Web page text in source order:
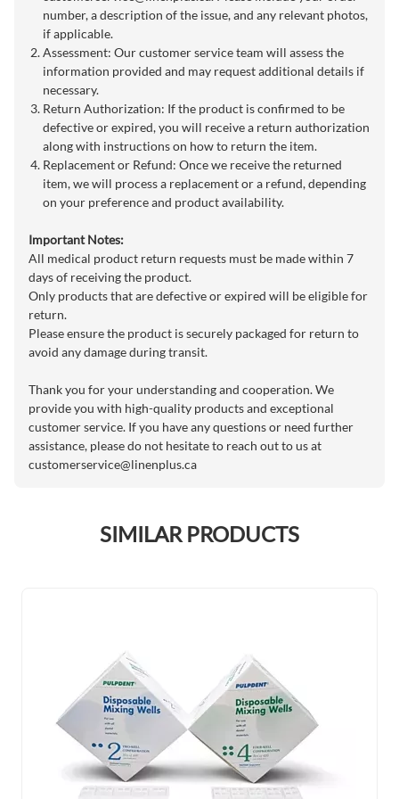
number, a description of the issue, and any relevant photos,
if applicable.
Assessment: Our customer service team will assess the
information provided and may request additional details if
necessary.
Return Authorization: If the product is confirmed to be
defective or expired, you will receive a return authorization
along with instructions on how to return the item.
Replacement or Refund: Once we receive the returned
item, we will process a replacement or a refund, depending
on your preference and product availability.
Important Notes:
All medical product return requests must be made within 7
days of receiving the product.
Only products that are defective or expired will be eligible for
return.
Please ensure the product is securely packaged for return to
avoid any damage during transit.
Thank you for your understanding and cooperation. We
provide you with high-quality products and exceptional
customer service. If you have any questions or need further
assistance, please do not hesitate to reach out to us at
customerservice@linenplus.ca
SIMILAR PRODUCTS